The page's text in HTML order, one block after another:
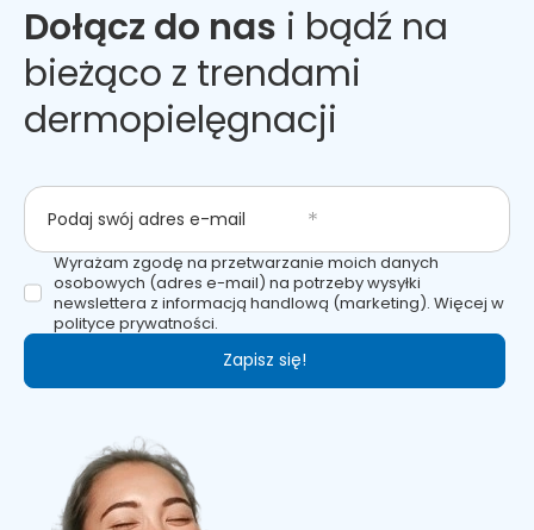
Dołącz do nas i bądź na
bieżąco z trendami
dermopielęgnacji
Podaj swój adres e-mail
Wyrażam zgodę na przetwarzanie moich danych
osobowych (adres e-mail) na potrzeby wysyłki
newslettera z informacją handlową (marketing). Więcej w
polityce prywatności.
Zapisz się!